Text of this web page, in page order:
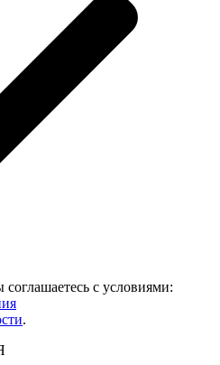
с условиями:
.